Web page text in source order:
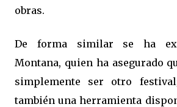
obras.
De forma similar se ha
Montana, quien ha asegurado
simplemente ser otro
también una herramienta